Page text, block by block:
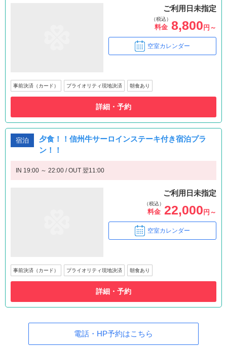
ご利用日未指定
（税込）
料金 8,800 円～
空室カレンダー
事前決済（カード） プライオリティ現地決済 朝食あり
詳細・予約
宿泊
夕食！！信州牛サーロインステーキ付き宿泊プラ
ン！！
IN 19:00 ～ 22:00 / OUT 翌11:00
ご利用日未指定
（税込）
料金 22,000 円～
空室カレンダー
事前決済（カード） プライオリティ現地決済 朝食あり
詳細・予約
電話・HP予約はこちら